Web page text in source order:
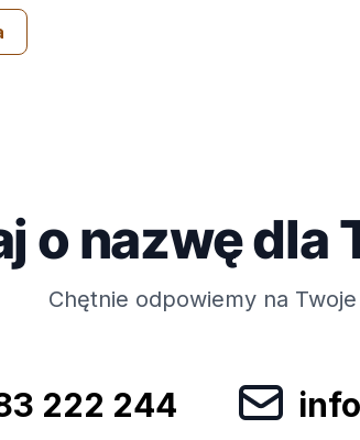
o nazwę dla
Chętnie odpowiemy na
222 244